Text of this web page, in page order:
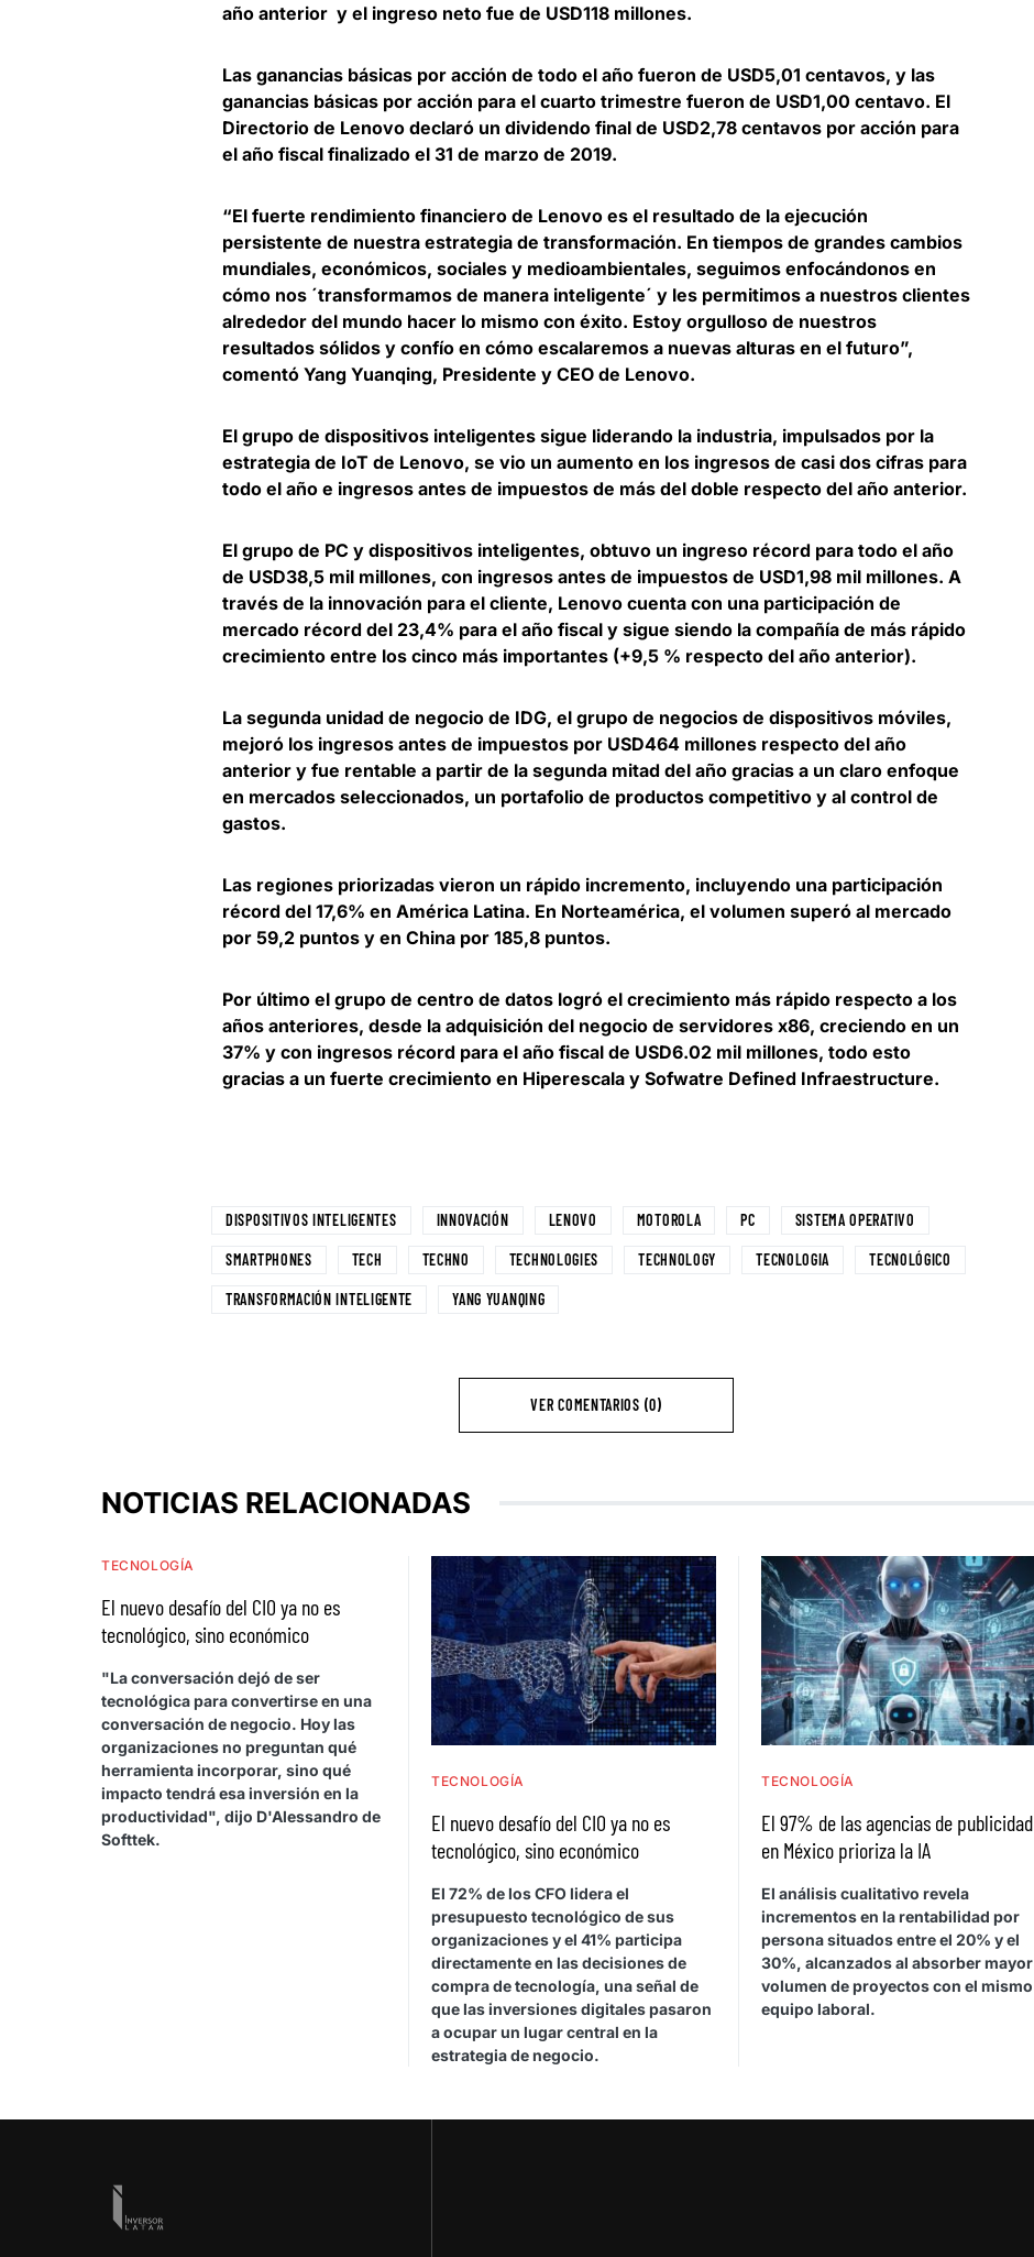
año anterior y el ingreso neto fue de USD118 millones.
Las ganancias básicas por acción de todo el año fueron de USD5,01 centavos, y las
ganancias básicas por acción para el cuarto trimestre fueron de USD1,00 centavo. El
Directorio de Lenovo declaró un dividendo final de USD2,78 centavos por acción para
el año fiscal finalizado el 31 de marzo de 2019.
“El fuerte rendimiento financiero de Lenovo es el resultado de la ejecución
persistente de nuestra estrategia de transformación. En tiempos de grandes cambios
mundiales, económicos, sociales y medioambientales, seguimos enfocándonos en
cómo nos ´transformamos de manera inteligente´ y les permitimos a nuestros clientes
alrededor del mundo hacer lo mismo con éxito. Estoy orgulloso de nuestros
resultados sólidos y confío en cómo escalaremos a nuevas alturas en el futuro”,
comentó Yang Yuanqing, Presidente y CEO de Lenovo.
El grupo de dispositivos inteligentes sigue liderando la industria, impulsados por la
estrategia de IoT de Lenovo, se vio un aumento en los ingresos de casi dos cifras para
todo el año e ingresos antes de impuestos de más del doble respecto del año anterior.
El grupo de PC y dispositivos inteligentes, obtuvo un ingreso récord para todo el año
de USD38,5 mil millones, con ingresos antes de impuestos de USD1,98 mil millones. A
través de la innovación para el cliente, Lenovo cuenta con una participación de
mercado récord del 23,4% para el año fiscal y sigue siendo la compañía de más rápido
crecimiento entre los cinco más importantes (+9,5 % respecto del año anterior).
La segunda unidad de negocio de IDG, el grupo de negocios de dispositivos móviles,
mejoró los ingresos antes de impuestos por USD464 millones respecto del año
anterior y fue rentable a partir de la segunda mitad del año gracias a un claro enfoque
en mercados seleccionados, un portafolio de productos competitivo y al control de
gastos.
Las regiones priorizadas vieron un rápido incremento, incluyendo una participación
récord del 17,6% en América Latina. En Norteamérica, el volumen superó al mercado
por 59,2 puntos y en China por 185,8 puntos.
Por último el grupo de centro de datos logró el crecimiento más rápido respecto a los
años anteriores, desde la adquisición del negocio de servidores x86, creciendo en un
37% y con ingresos récord para el año fiscal de USD6.02 mil millones, todo esto
gracias a un fuerte crecimiento en Hiperescala y Sofwatre Defined Infraestructure.
DISPOSITIVOS INTELIGENTES INNOVACIÓN LENOVO MOTOROLA PC SISTEMA OPERATIVO
SMARTPHONES TECH TECHNO TECHNOLOGIES TECHNOLOGY TECNOLOGIA TECNOLÓGICO
TRANSFORMACIÓN INTELIGENTE YANG YUANQING
VER COMENTARIOS (0)
NOTICIAS RELACIONADAS
TECNOLOGÍA
El nuevo desafío del CIO ya no es
tecnológico, sino económico
"La conversación dejó de ser
tecnológica para convertirse en una
conversación de negocio. Hoy las
organizaciones no preguntan qué
herramienta incorporar, sino qué
impacto tendrá esa inversión en la
productividad", dijo D'Alessandro de
Softtek.
TECNOLOGÍA
El nuevo desafío del CIO ya no es
tecnológico, sino económico
El 72% de los CFO lidera el
presupuesto tecnológico de sus
organizaciones y el 41% participa
directamente en las decisiones de
compra de tecnología, una señal de
que las inversiones digitales pasaron
a ocupar un lugar central en la
estrategia de negocio.
TECNOLOGÍA
El 97% de las agencias de publicidad
en México prioriza la IA
El análisis cualitativo revela
incrementos en la rentabilidad por
persona situados entre el 20% y el
30%, alcanzados al absorber mayor
volumen de proyectos con el mismo
equipo laboral.